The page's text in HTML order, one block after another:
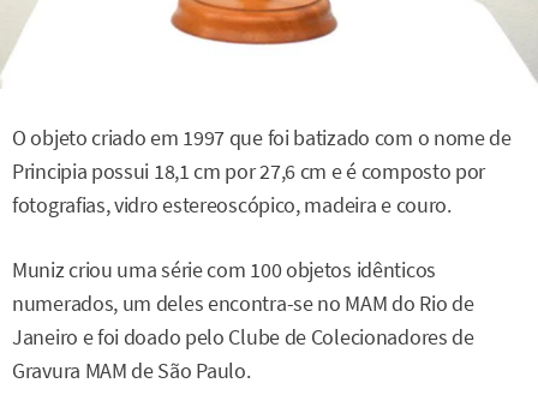
O objeto criado em 1997 que foi batizado com o nome de
Principia possui 18,1 cm por 27,6 cm e é composto por
fotografias, vidro estereoscópico, madeira e couro.
Muniz criou uma série com 100 objetos idênticos
numerados, um deles encontra-se no MAM do Rio de
Janeiro e foi doado pelo Clube de Colecionadores de
Gravura MAM de São Paulo.